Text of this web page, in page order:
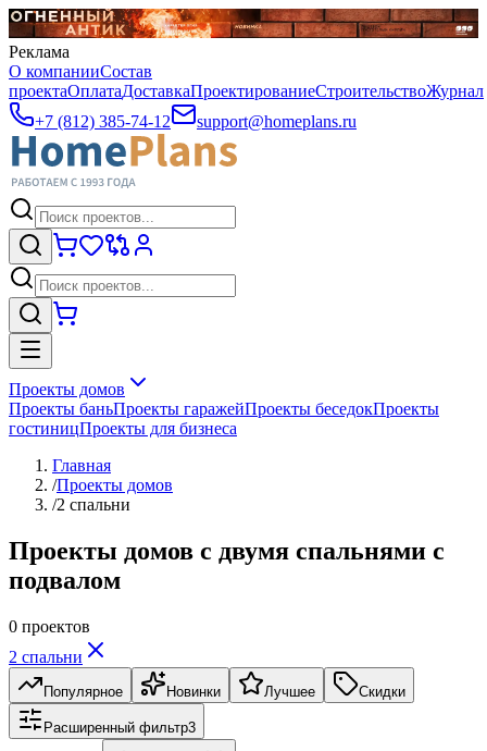
Реклама
О компанииСостав
проектаОплатаДоставкаПроектированиеСтроительствоЖурнал
+7 (812) 385-74-12
support@homeplans.ru
Проекты домов
Проекты баньПроекты гаражейПроекты беседокПроекты
гостиницПроекты для бизнеса
Главная
/Проекты домов
/2 спальни
Проекты домов с двумя спальнями с
подвалом
0 проектов
2 спальни
Популярное Новинки Лучшее Скидки
Расширенный фильтр3